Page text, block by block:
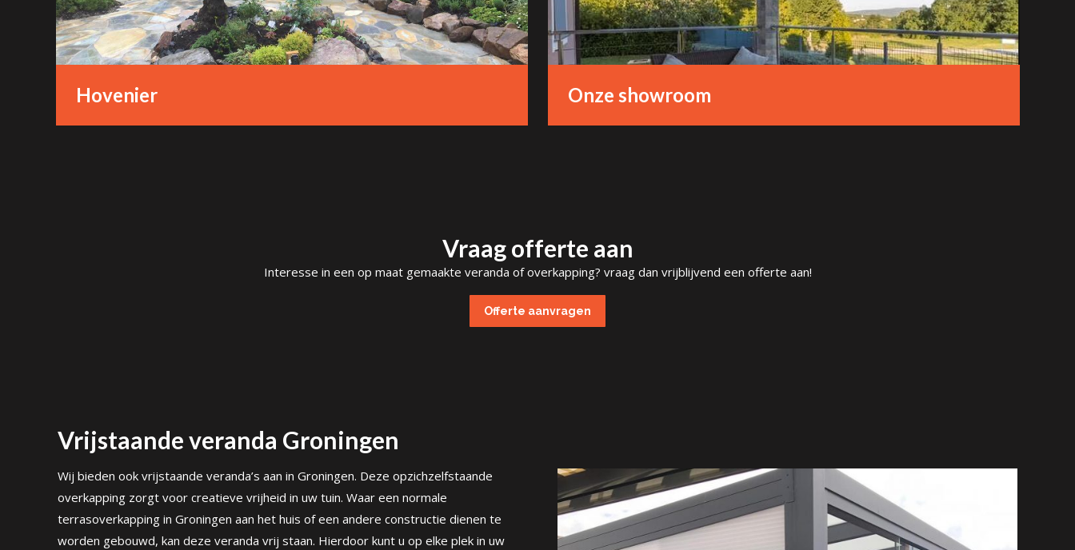
Hovenier Onze showroom
Vraag offerte aan
Interesse in een op maat gemaakte veranda of overkapping? vraag dan vrijblijvend een offerte aan!
Offerte aanvragen
Vrijstaande veranda Groningen
Wij bieden ook vrijstaande veranda’s aan in Groningen. Deze opzichzelfstaande
overkapping zorgt voor creatieve vrijheid in uw tuin. Waar een normale
terrasoverkapping in Groningen aan het huis of een andere constructie dienen te
worden gebouwd, kan deze veranda vrij staan. Hierdoor kunt u op elke plek in uw